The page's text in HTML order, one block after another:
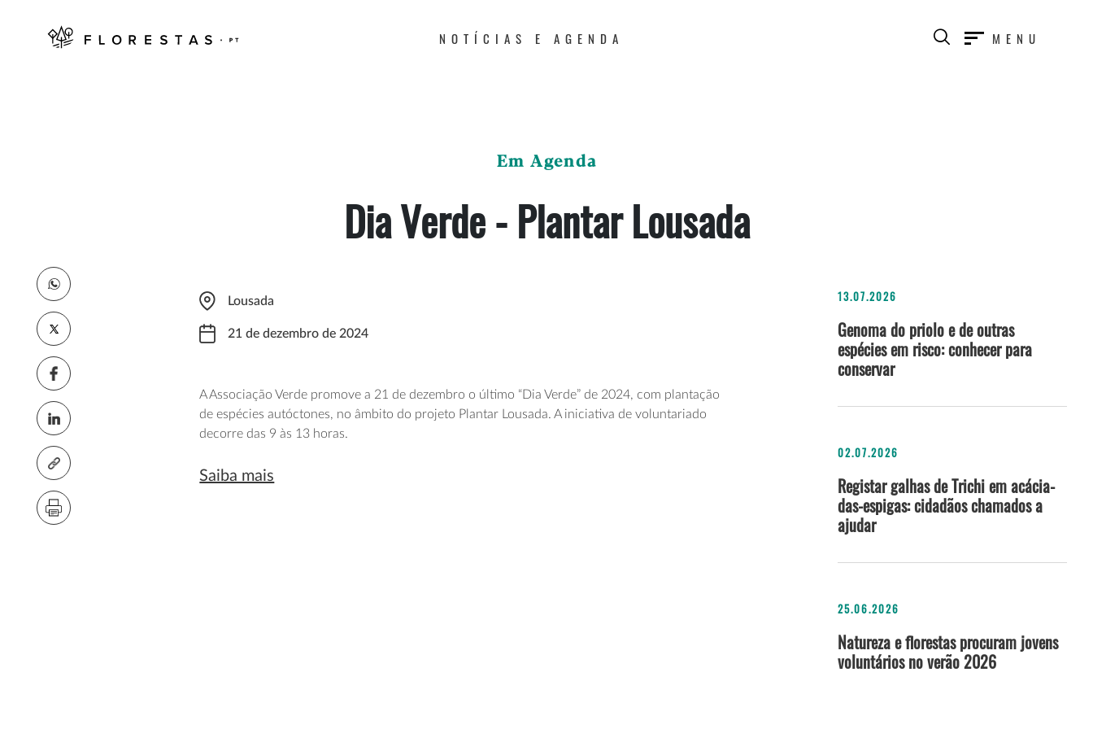
NOTÍCIAS E AGENDA MENU
Em Agenda
Dia Verde - Plantar Lousada
Lousada
21 de dezembro de 2024
A Associação Verde promove a 21 de dezembro o último “Dia Verde” de 2024, com plantação
de espécies autóctones, no âmbito do projeto Plantar Lousada. A iniciativa de voluntariado
decorre das 9 às 13 horas.
Saiba mais
13.07.2026
Genoma do priolo e de outras
espécies em risco: conhecer para
conservar
02.07.2026
Registar galhas de Trichi em acácia-
das-espigas: cidadãos chamados a
ajudar
25.06.2026
Natureza e florestas procuram jovens
voluntários no verão 2026